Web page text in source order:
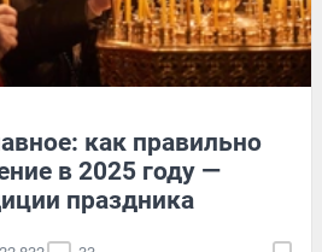
как правильно
в 2025 году —
праздника